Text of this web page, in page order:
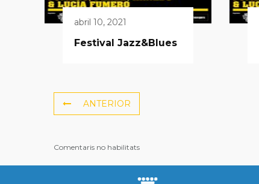
abril 10, 2021
Festival Jazz&Blues
ANTERIOR
Comentaris no habilitats